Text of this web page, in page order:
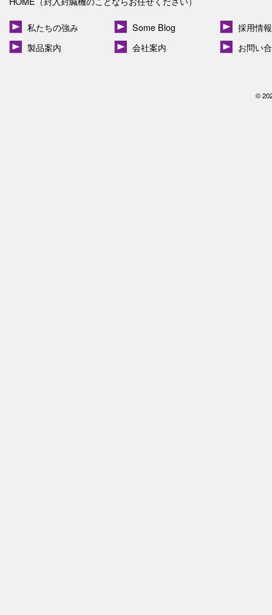
私たちの強み
製品案内
Some Blog
会社案内
採用情報
お問い
©